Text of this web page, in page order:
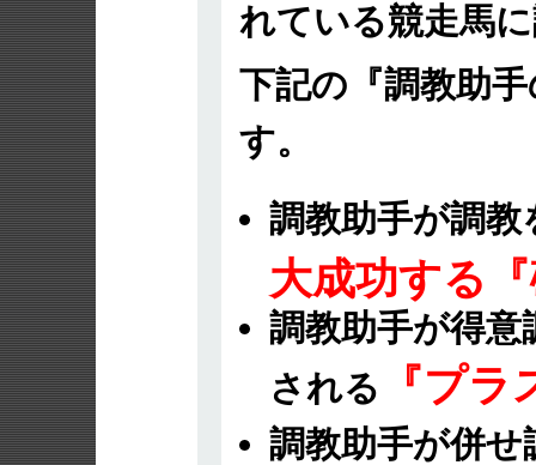
れている競走馬
下記の『調教助
す。
調教助手が調
大成功する
調教助手が得
される
『プ
調教助手が併